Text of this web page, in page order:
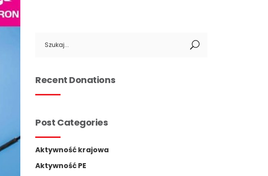
for:
Recent Donations
Post Categories
Aktywność krajowa
Aktywność PE